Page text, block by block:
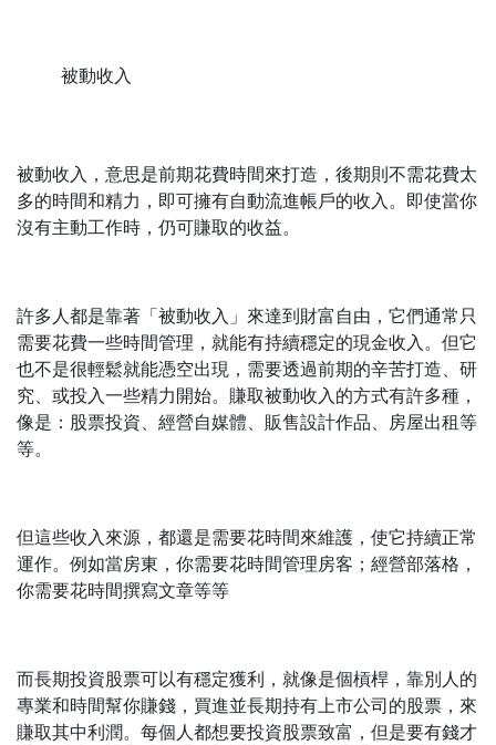
被動收入
被動收入，意思是前期花費時間來打造，後期則不需花費太
多的時間和精力，即可擁有自動流進帳戶的收入。即使當你
沒有主動工作時，仍可賺取的收益。
許多人都是靠著「被動收入」來達到財富自由，它們通常只
需要花費一些時間管理，就能有持續穩定的現金收入。但它
也不是很輕鬆就能憑空出現，需要透過前期的辛苦打造、研
究、或投入一些精力開始。賺取被動收入的方式有許多種，
像是：股票投資、經營自媒體、販售設計作品、房屋出租等
等。
但這些收入來源，都還是需要花時間來維護，使它持續正常
運作。例如當房東，你需要花時間管理房客；經營部落格，
你需要花時間撰寫文章等等
而長期投資股票可以有穩定獲利，就像是個槓桿，靠別人的
專業和時間幫你賺錢，買進並長期持有上市公司的股票，來
賺取其中利潤。每個人都想要投資股票致富，但是要有錢才